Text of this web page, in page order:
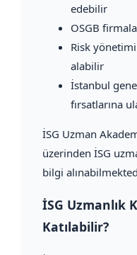
edebilir
OSGB
Risk
alabilir
İstanbul
fırsatlarına
İSG Uzman
üzerinden İSG
bilgi
İSG Uzmanlık
Katılabilir?